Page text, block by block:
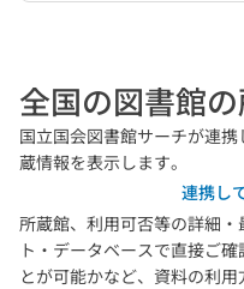
全国の図書館
国立国会図書館サーチが連
蔵情報を表示します。
連携し
所蔵館、利用可否等の詳細
ト・データベースで直接ご
とが可能かなど、資料の利